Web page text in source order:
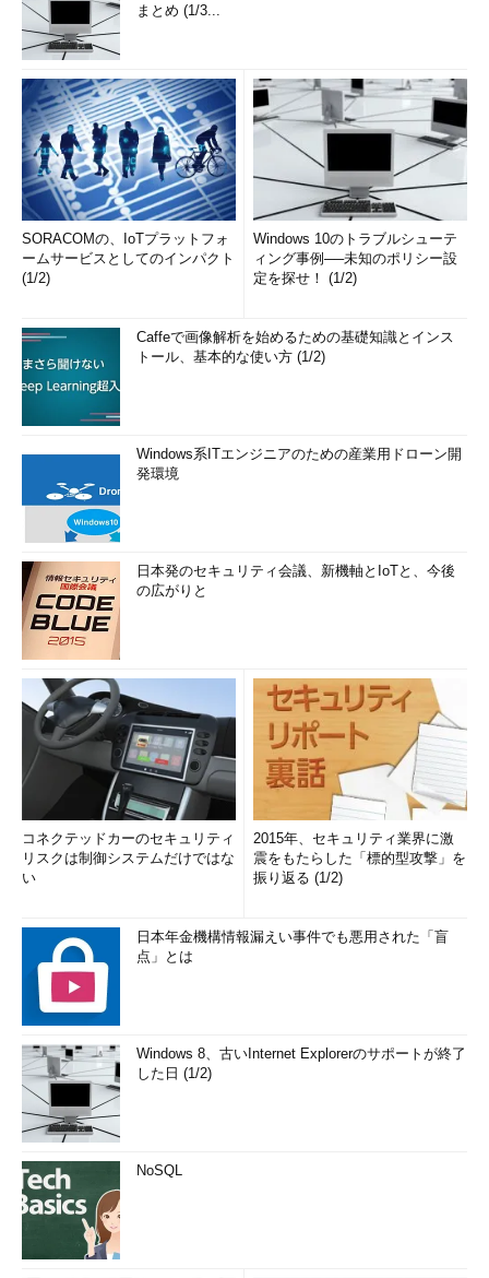
まとめ (1/3...
SORACOMの、IoTプラットフォ
ームサービスとしてのインパクト
(1/2)
Windows 10のトラブルシューテ
ィング事例──未知のポリシー設
定を探せ！ (1/2)
Caffeで画像解析を始めるための基礎知識とインス
トール、基本的な使い方 (1/2)
Windows系ITエンジニアのための産業用ドローン開
発環境
日本発のセキュリティ会議、新機軸とIoTと、今後
の広がりと
コネクテッドカーのセキュリティ
リスクは制御システムだけではな
い
2015年、セキュリティ業界に激
震をもたらした「標的型攻撃」を
振り返る (1/2)
日本年金機構情報漏えい事件でも悪用された「盲
点」とは
Windows 8、古いInternet Explorerのサポートが終了
した日 (1/2)
NoSQL